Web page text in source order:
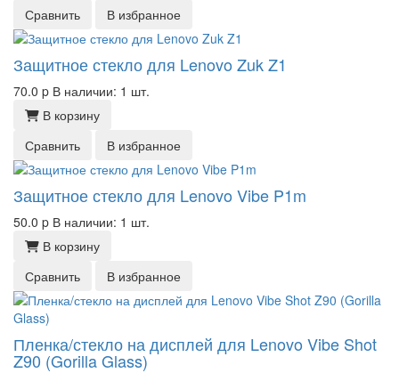
Сравнить
В избранное
Защитное стекло для Lenovo Zuk Z1
70.0 p В наличии: 1 шт.
В корзину
Сравнить
В избранное
Защитное стекло для Lenovo Vibe P1m
50.0 p В наличии: 1 шт.
В корзину
Сравнить
В избранное
Пленка/стекло на дисплей для Lenovo Vibe Shot
Z90 (Gorilla Glass)